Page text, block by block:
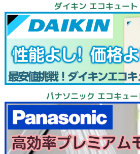
ダイキン エコキュー
パナソニック エコキュ